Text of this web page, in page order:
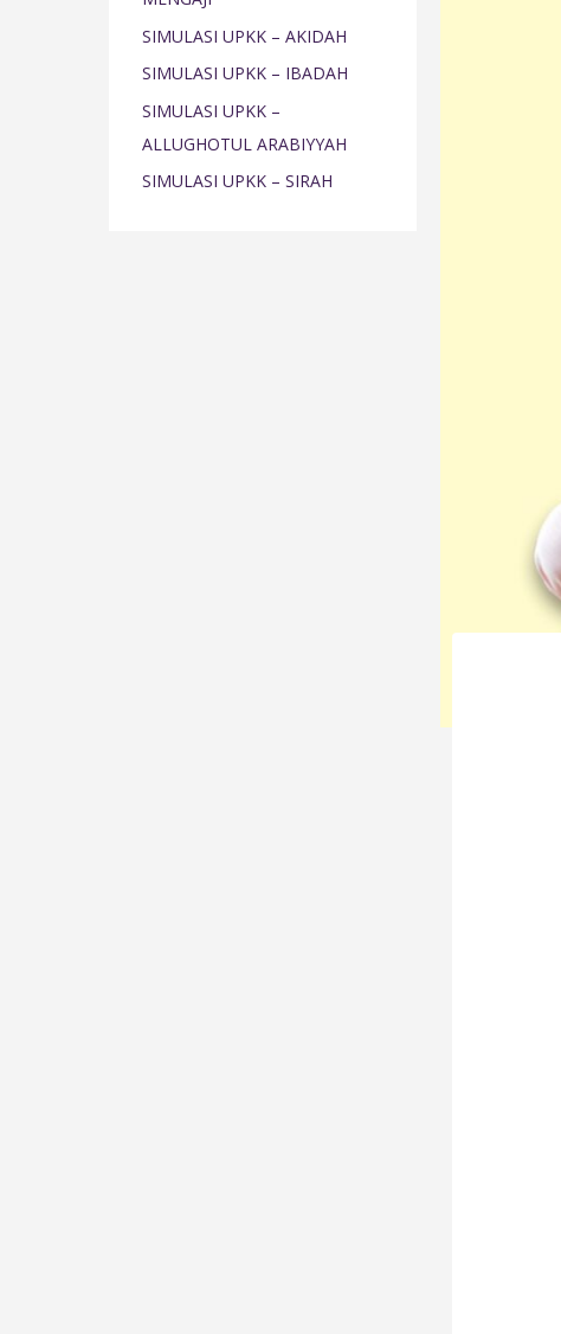
r
:
SIMULASI UPKK – AKIDAH
SIMULASI UPKK – IBADAH
SIMULASI UPKK –
ALLUGHOTUL ARABIYYAH
SIMULASI UPKK – SIRAH